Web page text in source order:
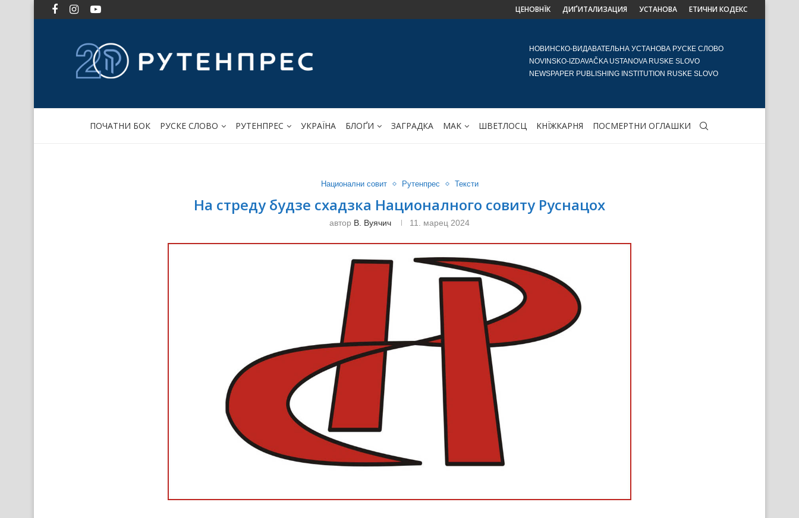
ЦЕНОВНЇК ДИҐИТАЛИЗАЦИЯ УСТАНОВА ЕТИЧНИ КОДЕКС
НОВИНСКО-ВИДАВАТЕЛЬНА УСТАНОВА РУСКЕ СЛОВО
NOVINSKO-IZDAVAČKA USTANOVA RUSKE SLOVO
NEWSPAPER PUBLISHING INSTITUTION RUSKE SLOVO
ПОЧАТНИ БОК РУСКЕ СЛОВО РУТЕНПРЕС УКРАЇНА БЛОҐИ ЗАГРАДКА МАK ШВЕТЛОСЦ KНЇЖКАРНЯ ПОСМЕРТНИ ОГЛАШКИ
Национални совит Рутенпрес Тексти
На стреду будзе схадзка Националного совиту Руснацох
автор В. Вуячич 11. марец 2024